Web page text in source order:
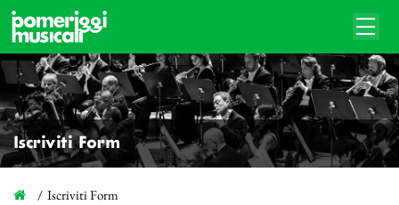
Iscriviti Form
Iscriviti Form